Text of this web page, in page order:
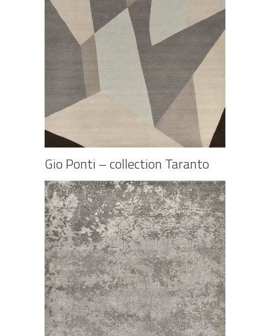
Gio Ponti – collection Taranto